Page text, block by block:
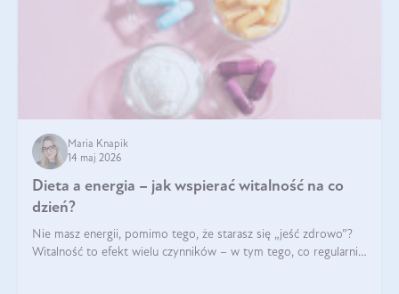
Maria Knapik
14 maj 2026
Dieta a energia – jak wspierać witalność na co
dzień?
Nie masz energii, pomimo tego, że starasz się „jeść zdrowo”?
Witalność to efekt wielu czynników – w tym tego, co regularnie